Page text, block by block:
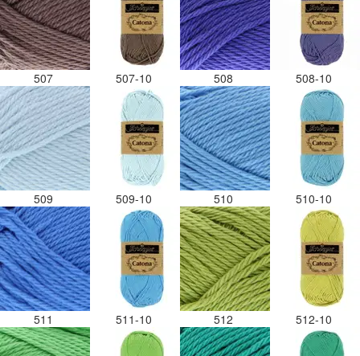
507 507-10 508 508-10
509 509-10 510 510-10
511 511-10 512 512-10